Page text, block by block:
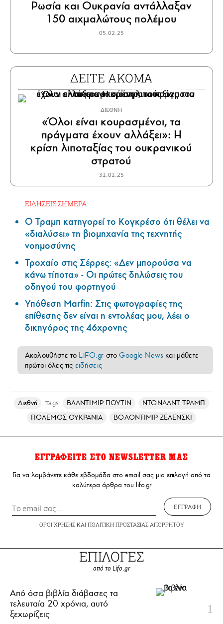
Ρωσία και Ουκρανία αντάλλαξαν
150 αιχμαλώτους πολέμου
05.02.25
ΔΕΙΤΕ ΑΚΟΜΑ
ΔΙΕΘΝΗ
«Όλοι είναι κουρασμένοι, τα
πράγματα έχουν αλλάξει»: Η
κρίση λιποταξίας του ουκρανικού
στρατού
31.01.25
ΕΙΔΗΣΕΙΣ ΣΗΜΕΡΑ:
Ο Τραμπ κατηγορεί το Κογκρέσο ότι θέλει να
«διαλύσει» τη βιομηχανία της τεχνητής
νοημοσύνης
Τροχαίο στις Σέρρες: «Δεν μπορούσα να
κάνω τίποτα» - Οι πρώτες δηλώσεις του
οδηγού του φορτηγού
Υπόθεση Marfin: Στις φωτογραφίες της
επίθεσης δεν είναι η εντολέας μου, λέει ο
δικηγόρος της 46χρονης
Ακολουθήστε το LiFO.gr στοGoogle News και μάθετε
πρώτοι όλες τις ειδήσεις
Διεθνή Tags ΒΛΑΝΤΙΜΙΡ ΠΟΥΤΙΝ
ΝΤΟΝΑΛΝΤ ΤΡΑΜΠ
ΠΟΛΕΜΟΣ ΟΥΚΡΑΝΙΑ
ΒΟΛΟΝΤΙΜΙΡ ΖΕΛΕΝΣΚΙ
ΕΓΓΡΑΦΕΙΤΕ ΣΤΟ NEWSLETTER ΜΑΣ
Για να λαμβάνετε κάθε εβδομάδα στο email σας μια επιλογή από τα
καλύτερα άρθρα του lifo.gr
ΕΓΓΡΑΦΗ
ΟΡΟΙ ΧΡΗΣΗΣΚΑΙ ΠΟΛΙΤΙΚΗ ΠΡΟΣΤΑΣΙΑΣ ΑΠΟΡΡΗΤΟΥ
ΕΠΙΛΟΓΕΣ
από το Lifo.gr
Από όσα βιβλία διάβασες τα
τελευταία 20 χρόνια, αυτό
ξεχωρίζεις